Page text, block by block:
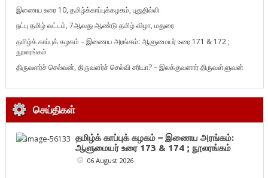
இணைய உரை 10, தமிழ்க்காப்புக்கழகம், புதுதில்லி
நட்பு தமிழ் வட்டம், 7ஆவது ஆண்டு தமிழ் விழா, மதுரை
தமிழ்க் காப்புக் கழகம் – இணைய அரங்கம்: ஆளுமையர் உரை 171 & 172 ;
நூலரங்கம்
திருவளர்ச் செல்வன், திருவளர்ச் செல்வி சரியா? – இலக்குவனார் திருவள்ளுவன்
செய்திகள்
தமிழ்க் காப்புக் கழகம் – இணைய அரங்கம்:
ஆளுமையர் உரை 173 & 174 ; நூலரங்கம்
06 August 2026